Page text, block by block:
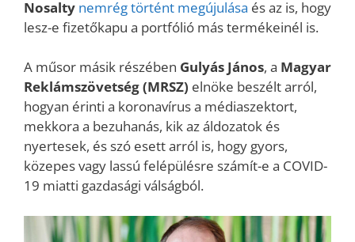
Nosalty nemrég történt megújulása és az is, hogy
lesz-e fizetőkapu a portfólió más termékeinél is.
A műsor másik részében Gulyás János, a Magyar
Reklámszövetség (MRSZ) elnöke beszélt arról,
hogyan érinti a koronavírus a médiaszektort,
mekkora a bezuhanás, kik az áldozatok és
nyertesek, és szó esett arról is, hogy gyors,
közepes vagy lassú felépülésre számít-e a COVID-
19 miatti gazdasági válságból.